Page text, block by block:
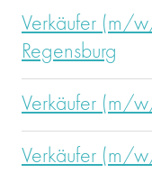
Verkäufer (m/
Regensburg
Verkäufer (m/
Verkäufer (m/